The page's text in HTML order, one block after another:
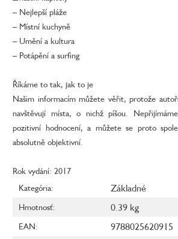
– Nejlepší pláže
– Místní kuchyně
– Umění a kultura
– Potápění a surfing
Říkáme to tak, jak to je
Našim informacím můžete věřit, protože
navštěvují místa, o nichž píšou.
pozitivní hodnocení, a můžete se proto
absolutně objektivní.
Rok vydání: 2017
Kategória: Základné
Hmotnosť: 0.39 kg
EAN: 9788025620915